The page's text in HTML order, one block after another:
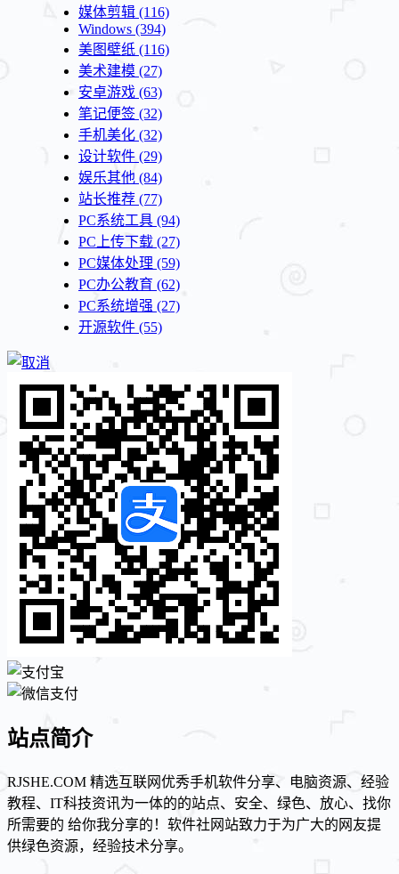
媒体剪辑 (116)
Windows (394)
美图壁纸 (116)
美术建模 (27)
安卓游戏 (63)
笔记便签 (32)
手机美化 (32)
设计软件 (29)
娱乐其他 (84)
站长推荐 (77)
PC系统工具 (94)
PC上传下载 (27)
PC媒体处理 (59)
PC办公教育 (62)
PC系统增强 (27)
开源软件 (55)
站点简介
RJSHE.COM 精选互联网优秀手机软件分享、电脑资源、经验
教程、IT科技资讯为一体的的站点、安全、绿色、放心、找你
所需要的 给你我分享的！软件社网站致力于为广大的网友提
供绿色资源，经验技术分享。